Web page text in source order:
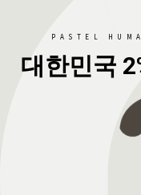
PASTEL
대한민국